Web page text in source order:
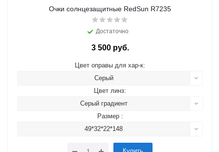
Очки солнцезащитные RedSun R7235
Достаточно
3 500 руб.
Цвет оправы для хар-к:
Серый
Цвет линз:
Серый градиент
Размер :
49*32*22*148